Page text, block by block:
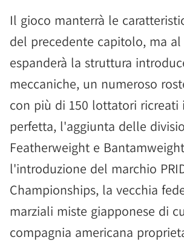
Il gioco manterrà le
del precedente capitolo, ma
espanderà la struttura
meccaniche, un numeroso
con più di 150 lottatori ricreati
perfetta, l'aggiunta delle
Featherweight e
l'introduzione del marchio
Championships, la vecchia
marziali miste giapponese di
compagnia americana